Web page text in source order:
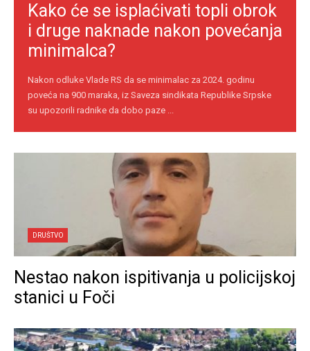
Kako će se isplaćivati topli obrok
i druge naknade nakon povećanja
minimalca?
Nakon odluke Vlade RS da se minimalac za 2024. godinu
poveća na 900 maraka, iz Saveza sindikata Republike Srpske
su upozorili radnike da dobo paze ...
DRUŠTVO
Nestao nakon ispitivanja u policijskoj
stanici u Foči